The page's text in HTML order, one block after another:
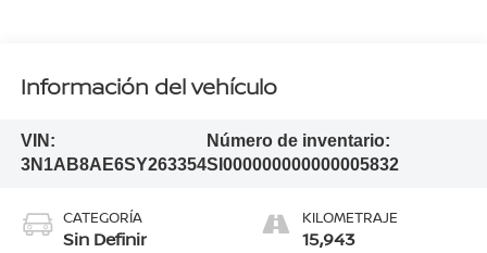
Información del vehículo
VIN:
3N1AB8AE6SY263354
Número de inventario:
SI000000000000005832
CATEGORÍA
Sin Definir
KILOMETRAJE
15,943